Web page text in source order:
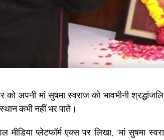
को अपनी मां सुषमा स्वराज को भावभीनी
कभी नहीं भर पाते।
मीडिया प्लेटफॉर्म एक्स पर लिखा, “मां सुषमा